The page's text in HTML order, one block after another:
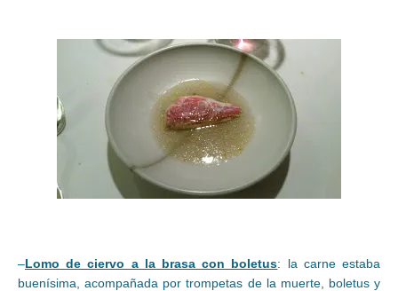
–Lomo de ciervo a la brasa con boletus: la carne estaba
buenísima, acompañada por trompetas de la muerte, boletus y